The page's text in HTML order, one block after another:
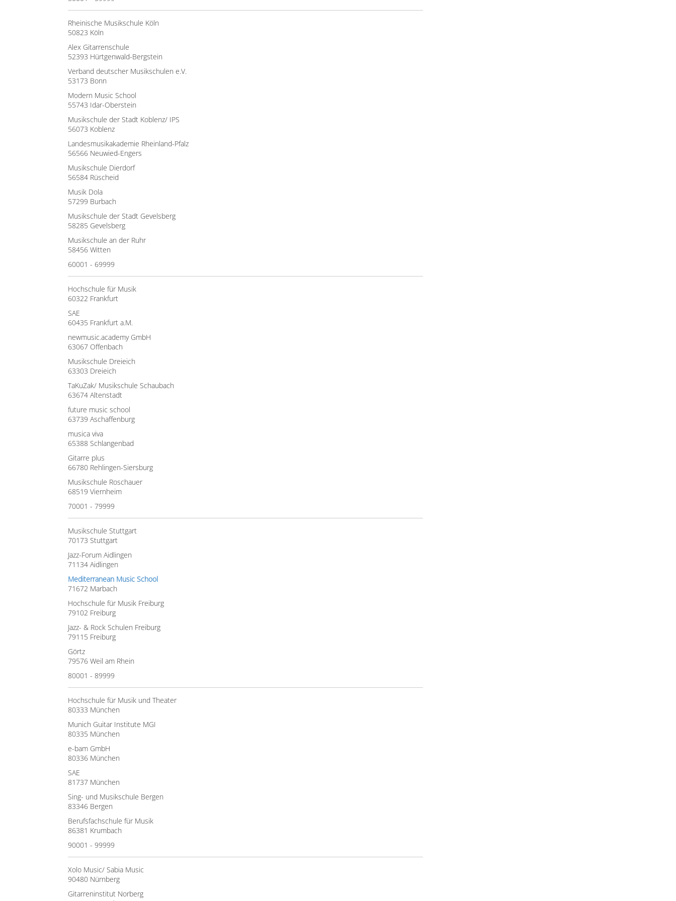
Rheinische Musikschule Köln
50823 Köln
Alex Gitarrenschule
52393 Hürtgenwald-Bergstein
Verband deutscher Musikschulen e.V.
53173 Bonn
Modern Music School
55743 Idar-Oberstein
Musikschule der Stadt Koblenz/ IPS
56073 Koblenz
Landesmusikakademie Rheinland-Pfalz
56566 Neuwied-Engers
Musikschule Dierdorf
56584 Rüscheid
Musik Dola
57299 Burbach
Musikschule der Stadt Gevelsberg
58285 Gevelsberg
Musikschule an der Ruhr
58456 Witten
60001 - 69999
Hochschule für Musik
60322 Frankfurt
SAE
60435 Frankfurt a.M.
newmusic.academy GmbH
63067 Offenbach
Musikschule Dreieich
63303 Dreieich
TaKuZak/ Musikschule Schaubach
63674 Altenstadt
future music school
63739 Aschaffenburg
musica viva
65388 Schlangenbad
Gitarre plus
66780 Rehlingen-Siersburg
Musikschule Roschauer
68519 Viernheim
70001 - 79999
Musikschule Stuttgart
70173 Stuttgart
Jazz-Forum Aidlingen
71134 Aidlingen
Mediterranean Music School
71672 Marbach
Hochschule für Musik Freiburg
79102 Freiburg
Jazz- & Rock Schulen Freiburg
79115 Freiburg
Görtz
79576 Weil am Rhein
80001 - 89999
Hochschule für Musik und Theater
80333 München
Munich Guitar Institute MGI
80335 München
e-bam GmbH
80336 München
SAE
81737 München
Sing- und Musikschule Bergen
83346 Bergen
Berufsfachschule für Musik
86381 Krumbach
90001 - 99999
Xolo Music/ Sabia Music
90480 Nürnberg
Gitarreninstitut Norberg